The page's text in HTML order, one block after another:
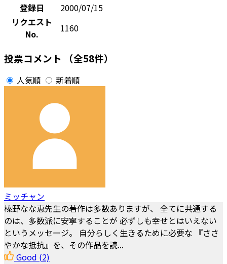
登録日
2000/07/15
リクエスト
No.
1160
投票コメント （全58件）
人気順 新着順
ミッチャン
榛野なな恵先生の著作は多数ありますが、 全てに共通する
のは、多数派に安寧することが 必ずしも幸せとはいえない
というメッセージ。 自分らしく生きるために必要な 『ささ
やかな抵抗』を、その作品を読...
Good (2)